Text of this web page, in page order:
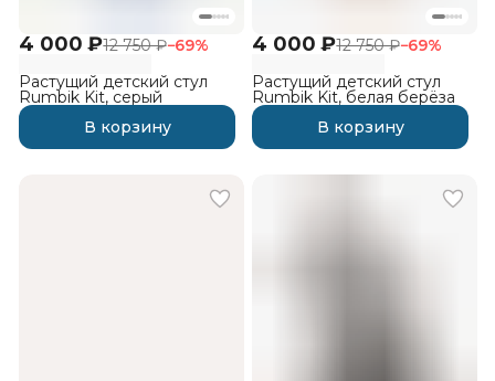
4 000 ₽12 750 ₽−69%
Растущий детский стул
Rumbik Kit, серый
В корзину
4 000 ₽12 750 ₽−69%
Растущий детский стул
Rumbik Kit, белая берёза
В корзину